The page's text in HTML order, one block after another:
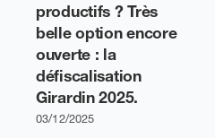
productifs ? Très
belle option encore
ouverte : la
défiscalisation
Girardin 2025.
03/12/2025